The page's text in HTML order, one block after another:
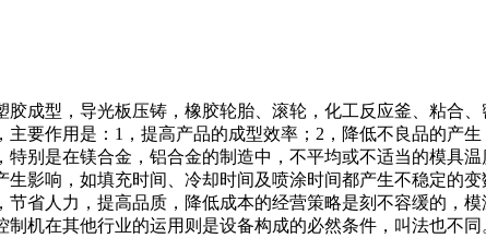
成型，导光板压铸，橡胶轮胎、滚轮，化工反应釜、粘合
要作用是：1，提高产品的成型效率；2，降低不良品的产
别是在镁合金，铝合金的制造中，不平均或不适当的模具
生影响，如填充时间、冷却时间及喷涂时间都产生不稳定的
省人力，提高品质，降低成本的经营策略是刻不容缓的，
机在其他行业的运用则是设备构成的必然条件，叫法也不